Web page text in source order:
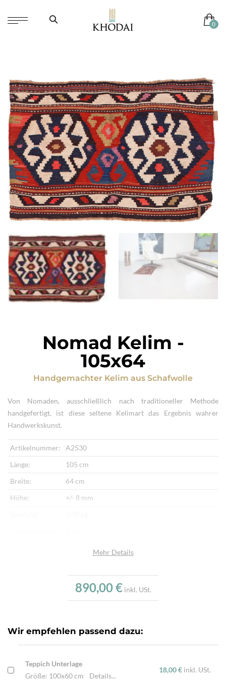
Nomad Kelim -
105x64
Handgemachter Kelim aus Schafwolle
Von Nomaden, ausschließlich nach traditioneller Methode
handgefertigt, ist diese seltene Kelimart das Ergebnis wahrer
Handwerkskunst.
Artikelnummer:
A2530
Länge:
105 cm
Breite:
64 cm
Höhe:
+/- 8 mm
Traditionell handgewebt
Mehr Details
890,00 € inkl. USt.
Wir empfehlen passend dazu:
Teppich Unterlage
Größe: 100x60 cm
Details...
18,00 € inkl. USt.